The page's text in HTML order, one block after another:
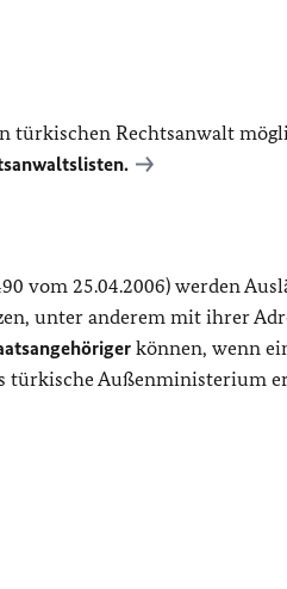
Rechtsanwalt
vom 25.04.2006) werden
unter anderem mit ihrer
können, wenn
türkische Außenministerium